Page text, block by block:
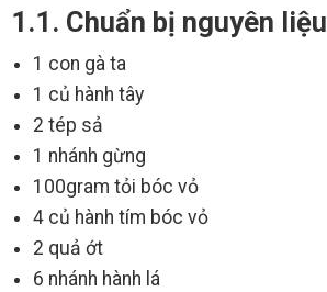
1.1. Chuẩn bị nguyên liệu
1 con gà ta
1 củ hành tây
2 tép sả
1 nhánh gừng
100gram tỏi bóc vỏ
4 củ hành tím bóc vỏ
2 quả ớt
6 nhánh hành lá